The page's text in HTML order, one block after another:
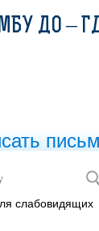
ДО –
слабовидящих